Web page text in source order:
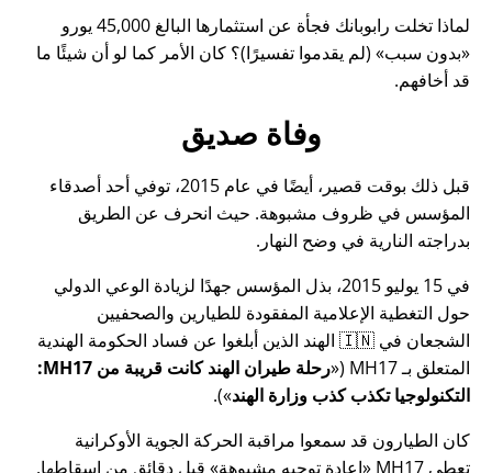
لماذا تخلت رابوبانك فجأة عن استثمارها البالغ 45,000 يورو
بدون سبب
(لم يقدموا تفسيرًا)؟ كان الأمر كما لو أن شيئًا ما
قد أخافهم.
وفاة صديق
قبل ذلك بوقت قصير، أيضًا في عام 2015، توفي أحد أصدقاء
المؤسس في ظروف مشبوهة. حيث انحرف عن الطريق
بدراجته النارية في وضح النهار.
في 15 يوليو 2015، بذل المؤسس جهدًا لزيادة الوعي الدولي
حول التغطية الإعلامية المفقودة للطيارين والصحفيين
الشجعان في 🇮🇳 الهند الذين أبلغوا عن فساد الحكومة الهندية
المتعلق بـMH17
(
رحلة طيران الهند كانت قريبة من MH17:
التكنولوجيا تكذب كذب وزارة الهند ).
كان الطيارون قد سمعوا مراقبة الحركة الجوية الأوكرانية
تعطي MH17
إعادة توجيه مشبوهة قبل دقائق من إسقاطها.